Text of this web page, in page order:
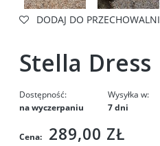
DODAJ DO PRZECHOWALNI
Stella Dress
Dostępność:
na wyczerpaniu
Wysyłka w:
7 dni
Cena: 289,00 ZŁ